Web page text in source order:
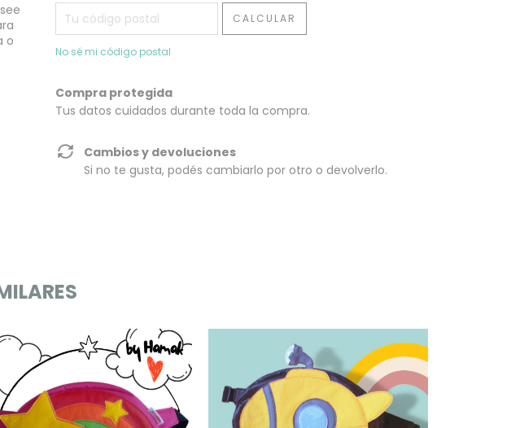
o
CALCULAR
No sé mi código postal
Compra protegida
Tus datos cuidados durante toda la compra.
Cambios y devoluciones
Si no te gusta, podés cambiarlo por otro o devolverlo.